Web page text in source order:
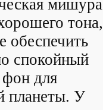
мишура
тона,
обеспечить
спокойный
для
планеты. У